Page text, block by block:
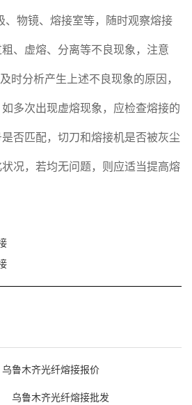
、物镜、熔接室等，随时观察熔接
、虚熔、分离等不良现象，注意
时分析产生上述不良现象的原因，
多次出现虚熔现象，应检查熔接的
否匹配，切刀和熔接机是否被灰尘
况，若均无问题，则应适当提高熔
乌鲁木齐光纤熔接报价
乌鲁木齐光纤熔接批发